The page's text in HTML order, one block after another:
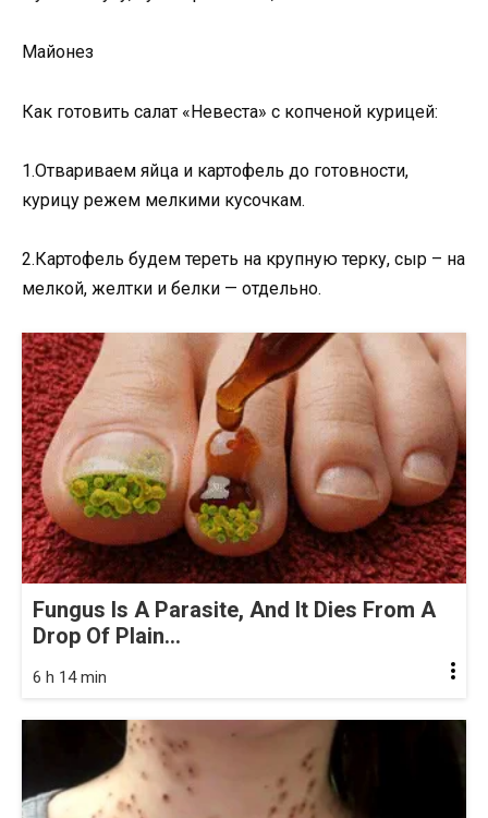
Майонез
Как готовить салат «Невеста» с копченой курицей:
1.Отвариваем яйца и картофель до готовности,
курицу режем мелкими кусочкам.
2.Картофель будем тереть на крупную терку, сыр – на
мелкой, желтки и белки — отдельно.
Fungus Is A Parasite, And It Dies From A
Drop Of Plain...
6 h 14 min